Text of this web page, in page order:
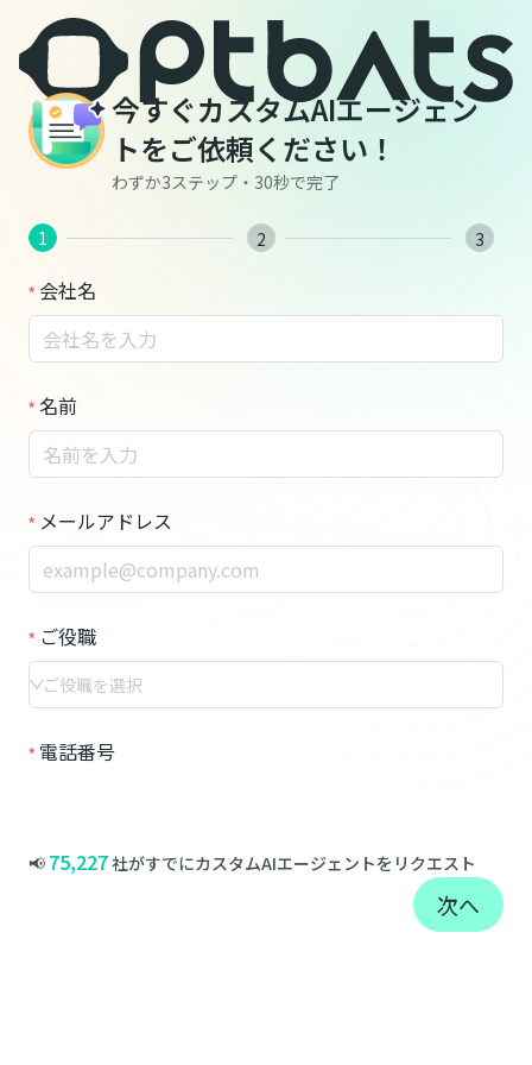
今すぐカスタムAIエージェン
トをご依頼ください！
わずか3ステップ・30秒で完了
1 2 3
会社名
名前
メールアドレス
ご役職
ご役職を選択
電話番号
📢 75,227社がすでにカスタムAIエージェントをリクエスト
次へ